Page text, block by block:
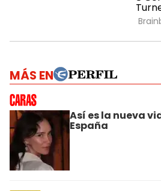
MÁS EN
Así es la nueva
España